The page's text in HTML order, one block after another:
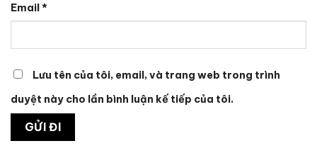
Email*
Lưu tên của tôi, email, và trang web trong trình
duyệt này cho lần bình luận kế tiếp của tôi.